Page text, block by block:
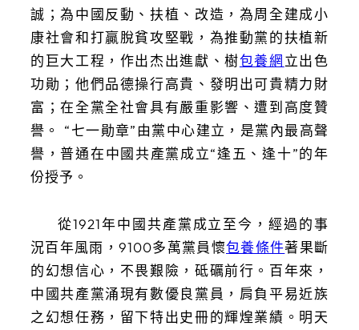
誠；為中國反動、扶植、改造，為周全建成小
康社會和打贏脫貧攻堅戰，為推動黨的扶植新
的巨大工程，作出杰出進獻、樹包養網立出色
功勛；他們品德操行高貴、發明出可貴精力財
富；在全黨全社會具有嚴重影響、遭到高度贊
譽。 “七一勛章”由黨中心建立，是黨內最高聲
譽，普通在中國共產黨成立“逢五、逢十”的年
份授予。
從1921年中國共產黨成立至今，經過的事
況百年風雨，9100多萬黨員懷包養條件著果斷
的幻想信心，不畏艱險，砥礪前行。百年來，
中國共產黨涌現有數優良黨員，肩負平易近族
之幻想任務，留下特出史冊的輝煌業績。明天